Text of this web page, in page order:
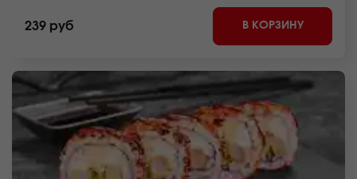
239 руб В КОРЗИНУ